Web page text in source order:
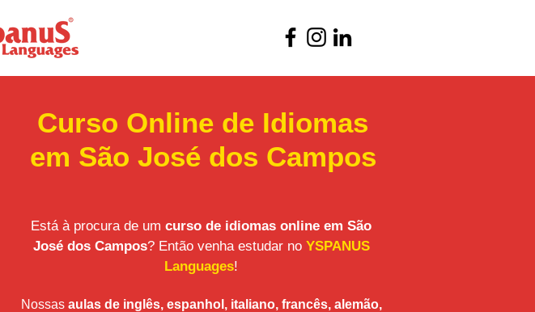
Curso Online de Idiomas
em São José dos Campos
Está à procura de um curso de idiomas online em São
José dos Campos? Então venha estudar no YSPANUS
Languages!
Nossas aulas de inglês, espanhol, italiano, francês, alemão,